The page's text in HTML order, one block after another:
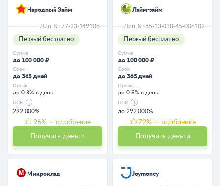
Народный Займ
Лиц. № 77-23-149106
Первый бесплатно
Сумма
до 100 000 ₽
Срок
до 365 дней
Ставка
до 0.8% в день
ПСК
292.000%
96% — одобрение
Получить деньги
Лайм-займ
Лиц. № 65-13-030-45-004102
Первый бесплатно
Сумма
до 100 000 ₽
Срок
до 365 дней
Ставка
до 0.8% в день
ПСК
до 292.000%
72% — одобрение
Получить деньги
Микроклад Joymoney